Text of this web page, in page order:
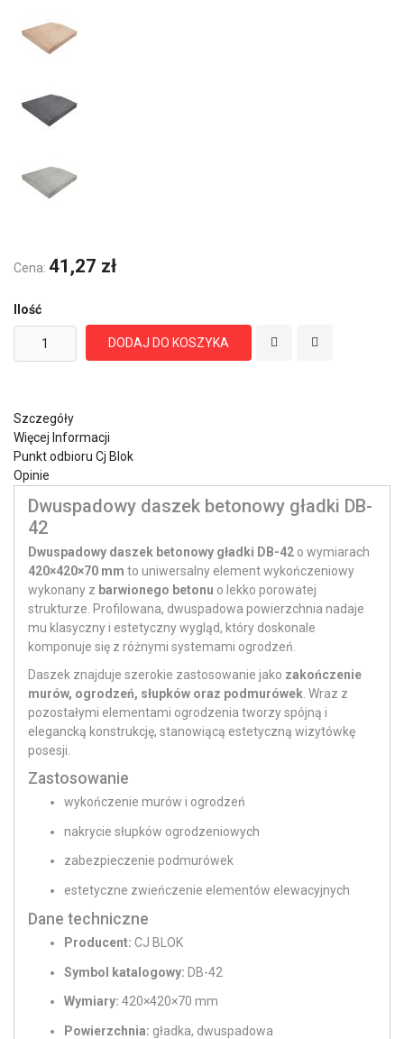
Cena: 41,27 zł
Ilość
DODAJ DO KOSZYKA
Szczegóły
Więcej Informacji
Punkt odbioru Cj Blok
Opinie
Dwuspadowy daszek betonowy gładki DB-
42
Dwuspadowy daszek betonowy gładki DB-42 o wymiarach
420×420×70 mm to uniwersalny element wykończeniowy
wykonany z barwionego betonu o lekko porowatej
strukturze. Profilowana, dwuspadowa powierzchnia nadaje
mu klasyczny i estetyczny wygląd, który doskonale
komponuje się z różnymi systemami ogrodzeń.
Daszek znajduje szerokie zastosowanie jako zakończenie
murów, ogrodzeń, słupków oraz podmurówek . Wraz z
pozostałymi elementami ogrodzenia tworzy spójną i
elegancką konstrukcję, stanowiącą estetyczną wizytówkę
posesji.
Zastosowanie
wykończenie murów i ogrodzeń
nakrycie słupków ogrodzeniowych
zabezpieczenie podmurówek
estetyczne zwieńczenie elementów elewacyjnych
Dane techniczne
Producent: CJ BLOK
Symbol katalogowy: DB-42
Wymiary: 420×420×70 mm
Powierzchnia: gładka, dwuspadowa